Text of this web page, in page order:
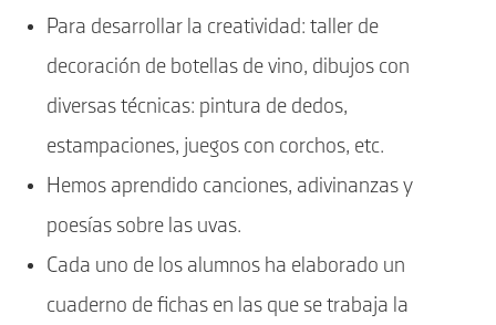
Para desarrollar la creatividad: taller de
decoración de botellas de vino, dibujos con
diversas técnicas: pintura de dedos,
estampaciones, juegos con corchos, etc.
Hemos aprendido canciones, adivinanzas y
poesías sobre las uvas.
Cada uno de los alumnos ha elaborado un
cuaderno de fichas en las que se trabaja la